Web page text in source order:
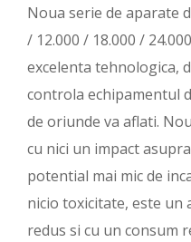
Noua serie de aparate
/ 12.000 / 18.000 /
excelenta tehnologica,
controla echipamentul
de oriunde va aflati.
cu nici un impact
potential mai mic de
nicio toxicitate, este
redus si cu un consum